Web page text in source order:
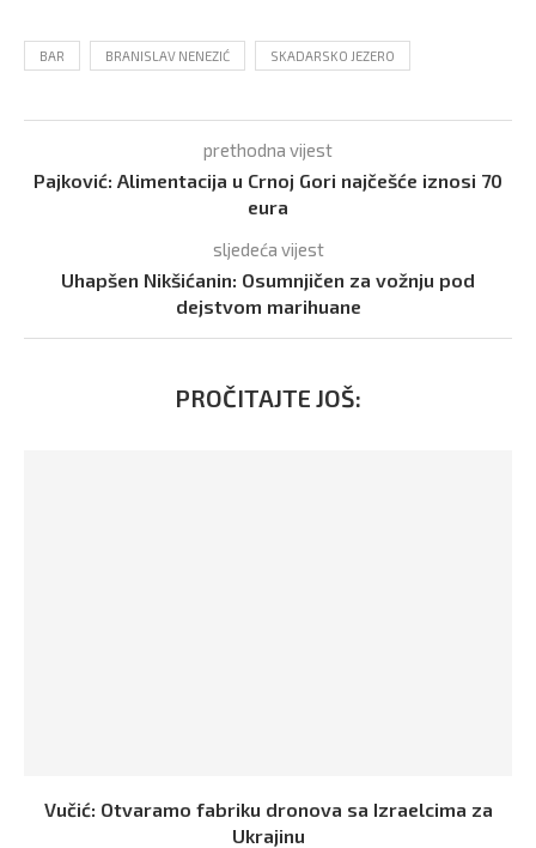
BAR BRANISLAV NENEZIĆ SKADARSKO JEZERO
prethodna vijest
Pajković: Alimentacija u Crnoj Gori najčešće iznosi 70
eura
sljedeća vijest
Uhapšen Nikšićanin: Osumnjičen za vožnju pod
dejstvom marihuane
PROČITAJTE JOŠ:
Vučić: Otvaramo fabriku dronova sa Izraelcima za
Ukrajinu